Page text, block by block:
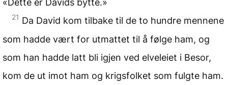
«Dette er Davids bytte.»
21 Da David kom tilbake til de to hundre mennene
som hadde vært for utmattet til å følge ham, og
som han hadde latt bli igjen ved elveleiet i Besor,
kom de ut imot ham og krigsfolket som fulgte ham.